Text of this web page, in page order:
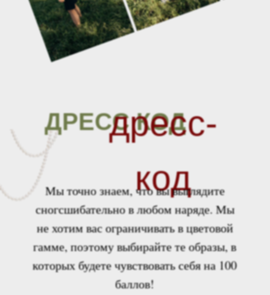
ДРЕСС КОД
дресс-
код
Мы точно знаем, что вы выглядите
сногсшибательно в любом наряде. Мы
не хотим вас ограничивать в цветовой
гамме, поэтому выбирайте те образы, в
которых будете чувствовать себя на 100
баллов!